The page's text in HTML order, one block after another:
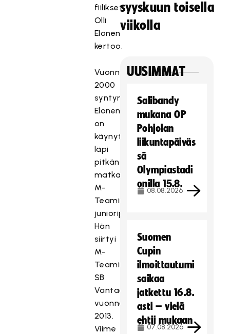
fiilikset,
Olli
Elonen
kertoo.
Vuonna
2000
syntynyt
Elonen
on
käynyt
läpi
pitkän
matkan
M-
Teamin
junioripolkua.
Hän
siirtyi
M-
Teamiin
SB
Vantaasta
vuonna
2013.
Viime
syyskuun toisella
viikolla
UUSIMMAT
Salibandy
mukana OP
Pohjolan
liikuntapäiväs
sä
Olympiastadi
onilla 15.8.
08.08.2026
Suomen
Cupin
ilmoittautumi
saikaa
jatkettu 16.8.
asti – vielä
ehtii mukaan
07.08.2026